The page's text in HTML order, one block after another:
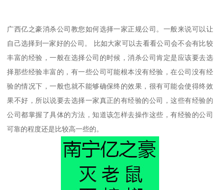
广西亿之豪消杀公司教您如何选择一家正规公司。一般来说可以让
自己选择到一家好的公司。 比如大家可以去看看公司会不会有比较
丰富的经验，一般在选择公司的时候，消杀公司肯定是应该要去选
择那些经验丰富的，有一些公司可能根本没有经验，在公司没有经
验的情况下，一般也就不能够确保终的效果，很有可能会使得终效
果不好，所以说要去选择一家真正的有经验的公司，这些有经验的
公司都掌握了具体的方法，知道该怎样去操作这些，有经验的公司
可靠的程度还是比较高一些的。